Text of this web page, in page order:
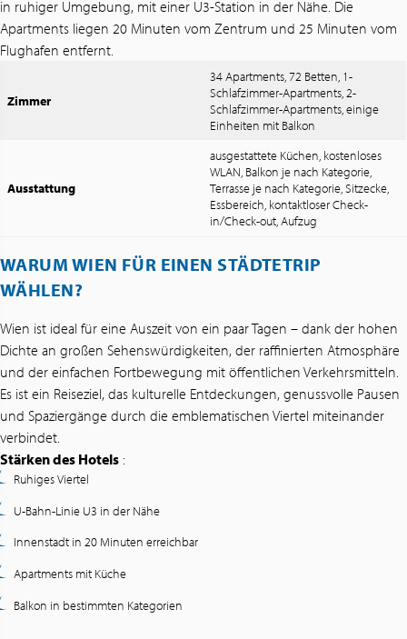
in ruhiger Umgebung, mit einer U3-Station in der Nähe. Die
Apartments liegen 20 Minuten vom Zentrum und 25 Minuten vom
Flughafen entfernt.
Zimmer
34 Apartments, 72 Betten, 1-
Schlafzimmer-Apartments, 2-
Schlafzimmer-Apartments, einige
Einheiten mit Balkon
Ausstattung
ausgestattete Küchen, kostenloses
WLAN, Balkon je nach Kategorie,
Terrasse je nach Kategorie, Sitzecke,
Essbereich, kontaktloser Check-
in/Check-out, Aufzug
WARUM WIEN FÜR EINEN STÄDTETRIP
WÄHLEN?
Wien ist ideal für eine Auszeit von ein paar Tagen – dank der hohen
Dichte an großen Sehenswürdigkeiten, der raffinierten Atmosphäre
und der einfachen Fortbewegung mit öffentlichen Verkehrsmitteln.
Es ist ein Reiseziel, das kulturelle Entdeckungen, genussvolle Pausen
und Spaziergänge durch die emblematischen Viertel miteinander
verbindet.
Stärken des Hotels :
Ruhiges Viertel
U-Bahn-Linie U3 in der Nähe
Innenstadt in 20 Minuten erreichbar
Apartments mit Küche
Balkon in bestimmten Kategorien